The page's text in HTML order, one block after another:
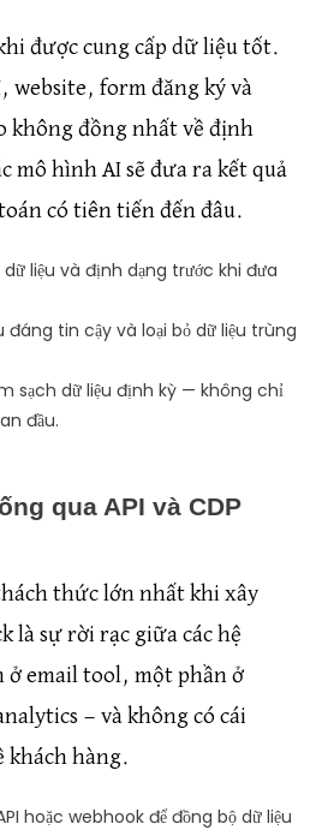
được cung cấp dữ liệu tốt.
website, form đăng ký và
không đồng nhất về định
mô hình AI sẽ đưa ra kết quả
có tiên tiến đến đâu.
liệu và định dạng trước khi đưa
đáng tin cậy và loại bỏ dữ liệu trùng
sạch dữ liệu định kỳ — không chỉ
đầu.
qua API và CDP
thức lớn nhất khi xây
là sự rời rạc giữa các hệ
ở email tool, một phần ở
— và không có cái
hàng.
hoặc webhook để đồng bộ dữ liệu